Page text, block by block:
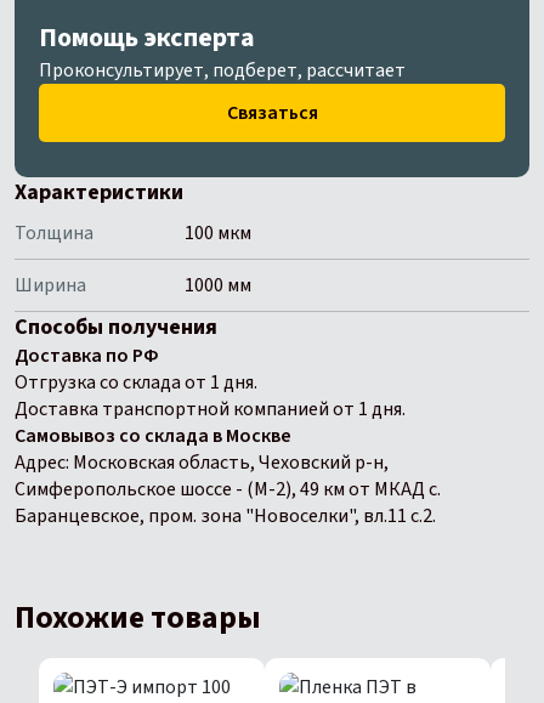
Характеристики
Толщина
100 мкм
Ширина
1000 мм
Способы получения
Доставка по РФ
Отгрузка со склада от 1 дня.
Доставка транспортной компанией от 1 дня.
Самовывоз со склада в Москве
Адрес: Московская область, Чеховский р-н,
Симферопольское шоссе - (М-2), 49 км от МКАД с.
Баранцевское, пром. зона "Новоселки", вл.11 с.2.
Помощь эксперта
Проконсультирует, подберет, рассчитает
Связаться
Похожие товары